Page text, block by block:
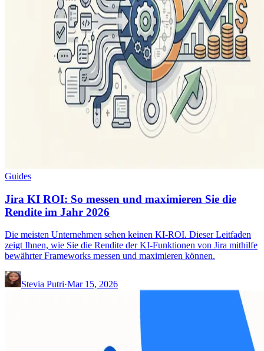
Guides
Jira KI ROI: So messen und maximieren Sie die
Rendite im Jahr 2026
Die meisten Unternehmen sehen keinen KI-ROI. Dieser Leitfaden
zeigt Ihnen, wie Sie die Rendite der KI-Funktionen von Jira mithilfe
bewährter Frameworks messen und maximieren können.
Stevia Putri·Mar 15, 2026